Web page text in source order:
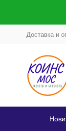
Доставка и